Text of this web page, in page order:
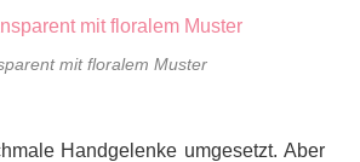
mit floralem Muster
Handgelenke umgesetzt. Aber